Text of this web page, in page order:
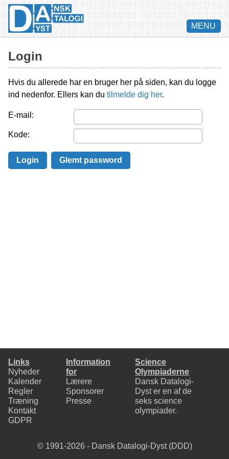
MENU
Login
Hvis du allerede har en bruger her på siden, kan du logge
ind nedenfor. Ellers kan du tilmelde dig her.
E-mail:
Kode:
Links
Nyheder
Kalender
Regler
Træning
Kontakt
GDPR
Information
for
Lærere
Sponsorer
Presse
Science
Olympiaderne
Dansk Datalogi-
Dyst er en af de
seks science
olympiader.
© 1991-2026 - Dansk Datalogi-Dyst (DDD)